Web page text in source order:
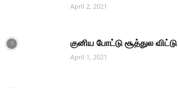
April 2, 2021
குனிய போட்டு சூத்துல
April 1, 2021